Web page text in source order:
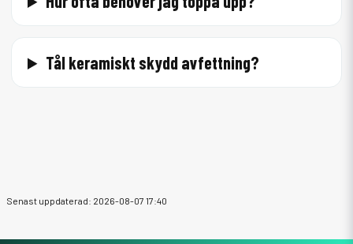
Tål keramiskt skydd avfettning?
Senast uppdaterad: 2026-08-07 17:40